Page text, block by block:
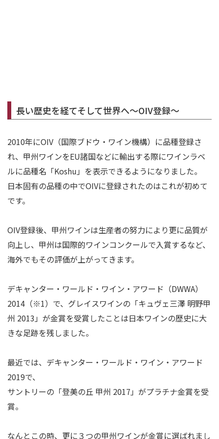
長い歴史を経てそして世界へ～OIV登録～
2010年にOIV（国際ブドウ・ワイン機構）に品種登録さ
れ、甲州ワインをEU諸国などに輸出する際にワインラベ
ルに品種名「Koshu」を表示できるようになりました。
日本固有の品種の中でOIVに登録されたのはこれが初めて
です。
OIV登録後、甲州ワインは生産者の努力により更に品質が
向上し、甲州は国際的ワインコンクールで入賞するなど、
海外でもその評価が上がってきます。
デキャンター・ワールド・ワイン・アワード（DWWA）
2014（※1）で、グレイスワインの「キュヴェ三澤 明野甲
州 2013」が金賞を受賞したことは日本ワインの歴史に大
きな足跡を残しました。
最近では、デキャンター・ワールド・ワイン・アワード
2019で、
サントリーの「登美の丘 甲州 2017」がプラチナ金賞を受
賞。
なんとこの時、更に３つの甲州ワインが金賞に選ばれまし